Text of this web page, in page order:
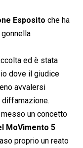
Esposito che ha
ed è stata
dove il giudice
avvalersi
diffamazione.
messo un concetto
MoVimento 5
proprio un reato